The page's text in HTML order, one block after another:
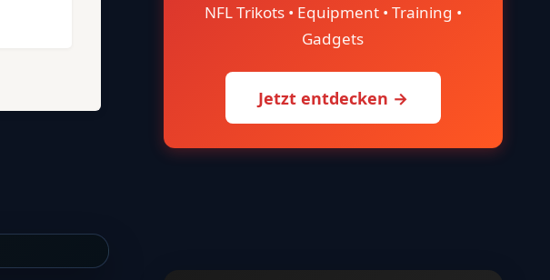
NFL Trikots • Equipment • Training •
Gadgets
Jetzt entdecken →